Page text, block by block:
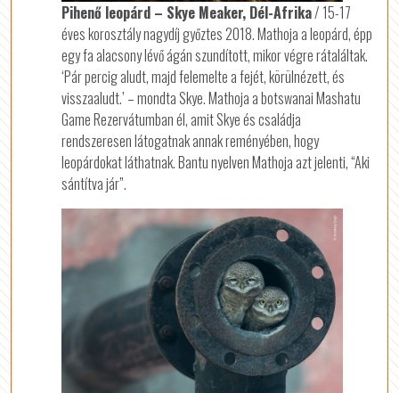
Pihenő leopárd – Skye Meaker, Dél-Afrika/ 15-17
éves korosztály nagydíj győztes 2018. Mathoja a leopárd, épp
egy fa alacsony lévő ágán szundított, mikor végre rátaláltak.
‘Pár percig aludt, majd felemelte a fejét, körülnézett, és
visszaaludt.’ – mondta Skye. Mathoja a botswanai Mashatu
Game Rezervátumban él, amit Skye és családja
rendszeresen látogatnak annak reményében, hogy
leopárdokat láthatnak. Bantu nyelven Mathoja azt jelenti, “Aki
sántítva jár”.